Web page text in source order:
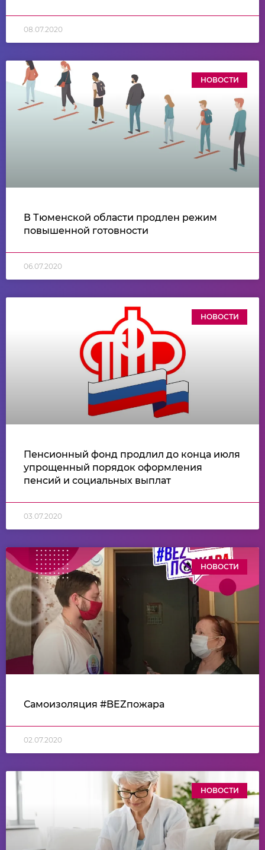
08.07.2020
НОВОСТИ
В Тюменской области продлен режим
повышенной готовности
06.07.2020
НОВОСТИ
Пенсионный фонд продлил до конца июля
упрощенный порядок оформления
пенсий и социальных выплат
03.07.2020
НОВОСТИ
Самоизоляция #BEZпожара
02.07.2020
НОВОСТИ